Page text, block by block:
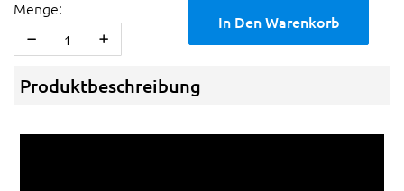
Menge:
In Den Warenkorb
Produktbeschreibung